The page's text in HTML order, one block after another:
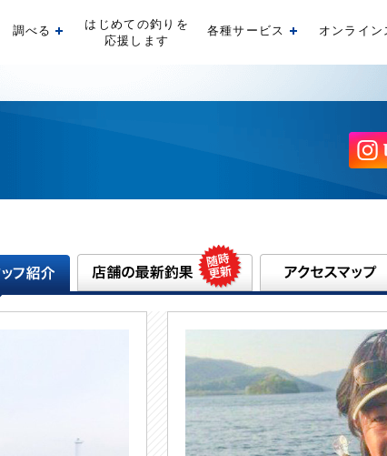
開く調べる 開く
はじめての釣りを
応援します
各種サービス 開くオンライン